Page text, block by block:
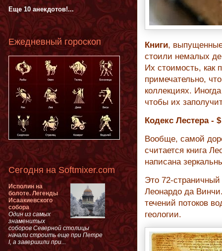
Книги,
стоили немалых
Их стоимость, как
примечательно,
коллекциях.
чтобы их
Кодекс Лестера -
Вообще, самой
считается книга
написана
Это 72-
Леонардо да
течений потоков
геологии.
Еще 10 анекдотов!...
Ежедневный гороскоп
Сегодня на Softmixer.com
Исполин на
болоте. Легенды
Исаакиевского
собора
Один из самых
знаменитых
соборов Северной столицы
начали строить еще при Петре
I, а завершили при...